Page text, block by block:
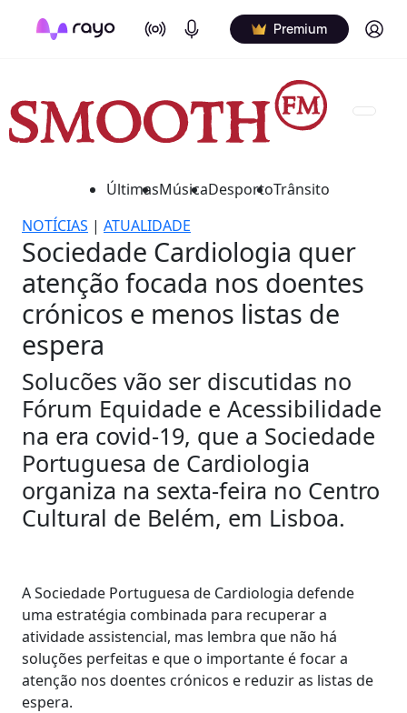
On Air Podcasts Premium Log in
ÚltimasMúsicaDesportoTrânsito
NOTÍCIAS | ATUALIDADE
Sociedade Cardiologia quer
atenção focada nos doentes
crónicos e menos listas de
espera
Solucões vão ser discutidas no
Fórum Equidade e Acessibilidade
na era covid-19, que a Sociedade
Portuguesa de Cardiologia
organiza na sexta-feira no Centro
Cultural de Belém, em Lisboa.
A Sociedade Portuguesa de Cardiologia defende
uma estratégia combinada para recuperar a
atividade assistencial, mas lembra que não há
soluções perfeitas e que o importante é focar a
atenção nos doentes crónicos e reduzir as listas de
espera.